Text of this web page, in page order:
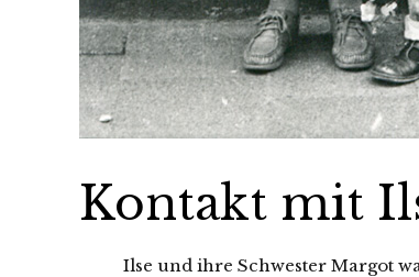
Kontakt mit
Ilse und ihre Schwester Margot